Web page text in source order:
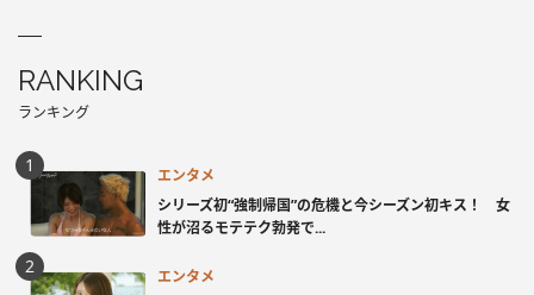
RANKING
ランキング
エンタメ
シリーズ初“強制帰国”の危機と今シーズン初キス！ 女
性が沼るモテテク勃発で...
エンタメ